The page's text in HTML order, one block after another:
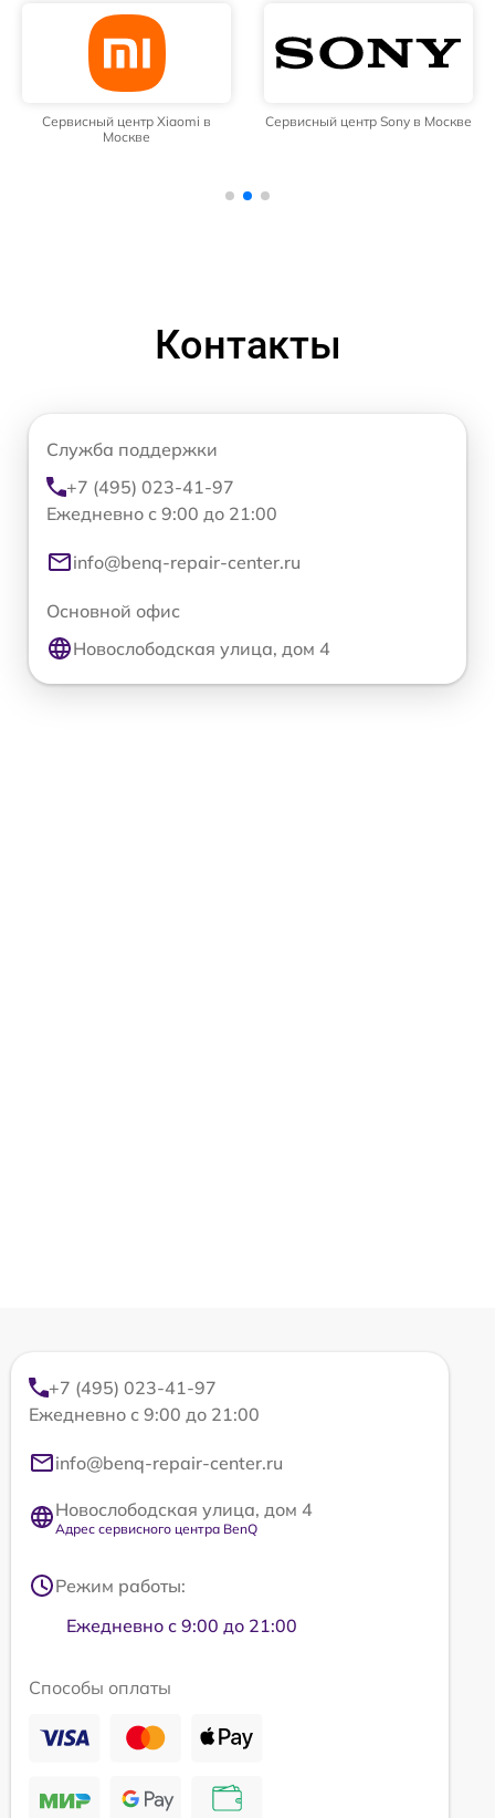
Сервисный центр Xiaomi в
Москве
Сервисный центр Sony в Москве
Контакты
Служба поддержки
+7 (495) 023-41-97
Ежедневно с 9:00 до 21:00
info@benq-repair-center.ru
Основной офис
Новослободская улица, дом 4
+7 (495) 023-41-97
Ежедневно с 9:00 до 21:00
info@benq-repair-center.ru
Новослободская улица, дом 4
Адрес сервисного центра BenQ
Режим работы:
Ежедневно с 9:00 до 21:00
Способы оплаты